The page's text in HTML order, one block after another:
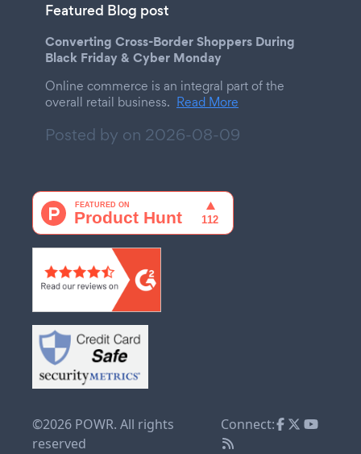
Featured Blog post
Converting Cross-Border Shoppers During
Black Friday & Cyber Monday
Online commerce is an integral part of the
overall retail business. Read More
Posted by on 2026-08-09
©2026 POWR. All rights
reserved
Connect: